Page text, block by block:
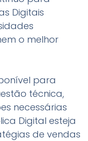
Digitais
o melhor
para
técnica,
necessárias
Digital esteja
de vendas